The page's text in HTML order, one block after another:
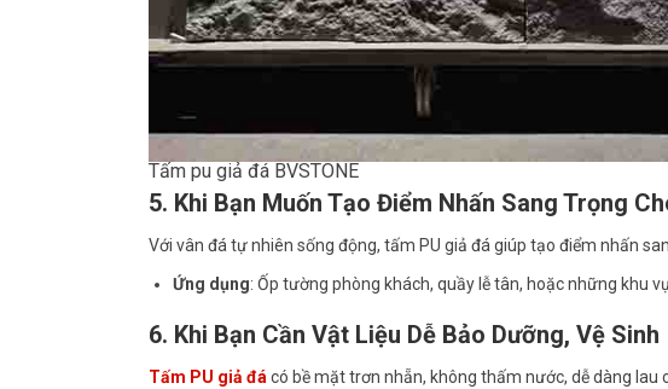
Tấm pu giả đá BVSTONE
5. Khi Bạn Muốn Tạo Điểm Nhấn Sang Trọng
Với vân đá tự nhiên sống động, tấm PU giả đá giúp tạo điểm nhấn
Ứng dụng: Ốp tường phòng khách, quầy lễ tân, hoặc những khu
6. Khi Bạn Cần Vật Liệu Dễ Bảo Dưỡng, Vệ Sinh
Tấm PU giả đácó bề mặt trơn nhẵn, không thấm nước, dễ dàng lau